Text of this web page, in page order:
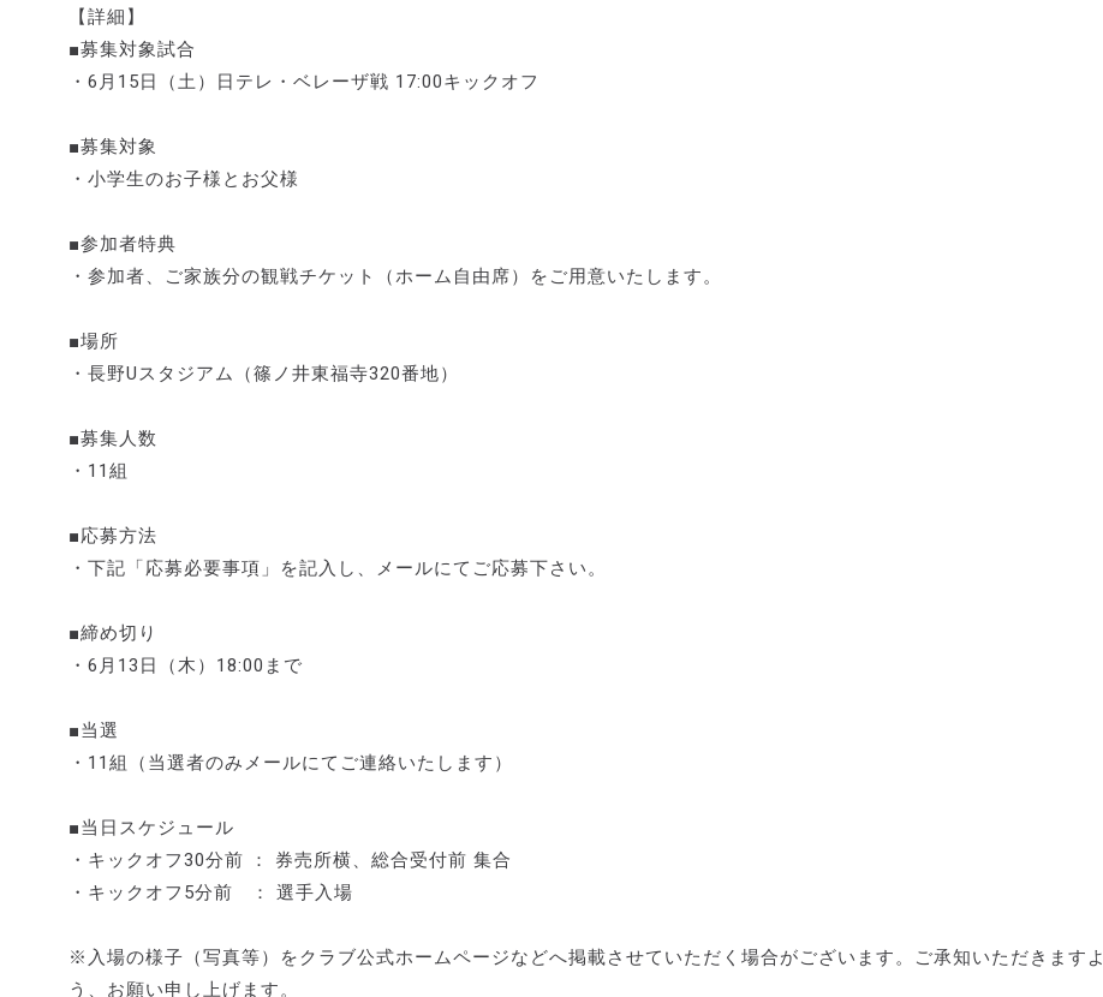
【詳細】
■募集対象試合
・6月15日（土）日テレ・ベレーザ戦 17:00キックオフ
■募集対象
・小学生のお子様とお父様
■参加者特典
・参加者、ご家族分の観戦チケット（ホーム自由席）をご用意いたします。
■場所
・長野Uスタジアム（篠ノ井東福寺320番地）
■募集人数
・11組
■応募方法
・下記「応募必要事項」を記入し、メールにてご応募下さい。
■締め切り
・6月13日（木）18:00まで
■当選
・11組（当選者のみメールにてご連絡いたします）
■当日スケジュール
・キックオフ30分前 ： 券売所横、総合受付前 集合
・キックオフ5分前 ： 選手入場
※入場の様子（写真等）をクラブ公式ホームページなどへ掲載させていただく場合がございます。ご承知いただきますよ
う、お願い申し上げます。